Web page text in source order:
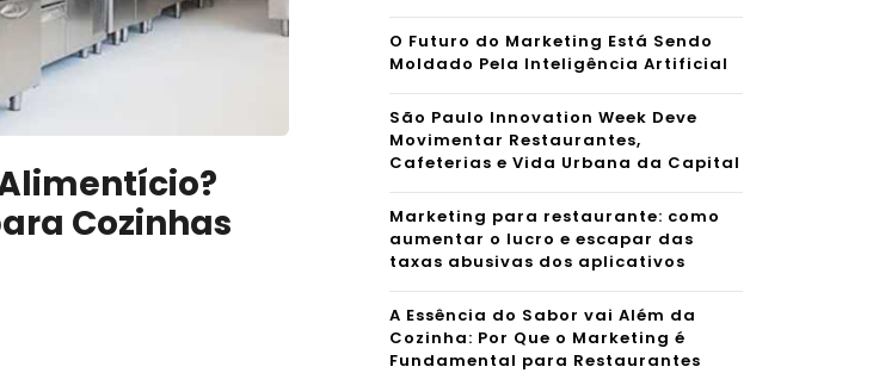
Cozinhas
O Futuro do Marketing Está Sendo
Moldado Pela Inteligência Artificial
São Paulo Innovation Week Deve
Movimentar Restaurantes,
Cafeterias e Vida Urbana da Capital
Marketing para restaurante: como
aumentar o lucro e escapar das
taxas abusivas dos aplicativos
A Essência do Sabor vai Além da
Cozinha: Por Que o Marketing é
Fundamental para Restaurantes